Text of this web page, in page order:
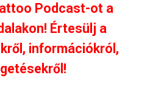
Podcast-ot a
Értesülj a
információkról,